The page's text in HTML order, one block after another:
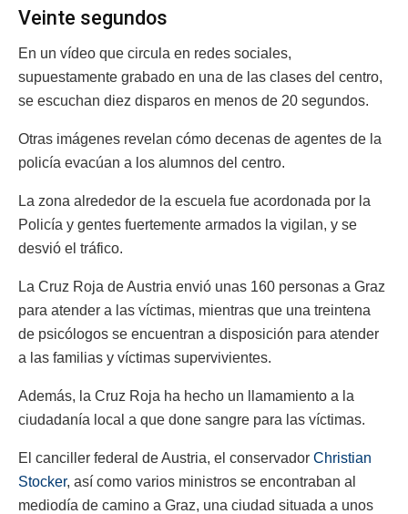
Veinte segundos
En un vídeo que circula en redes sociales,
supuestamente grabado en una de las clases del centro,
se escuchan diez disparos en menos de 20 segundos.
Otras imágenes revelan cómo decenas de agentes de la
policía evacúan a los alumnos del centro.
La zona alrededor de la escuela fue acordonada por la
Policía y gentes fuertemente armados la vigilan, y se
desvió el tráfico.
La Cruz Roja de Austria envió unas 160 personas a Graz
para atender a las víctimas, mientras que una treintena
de psicólogos se encuentran a disposición para atender
a las familias y víctimas supervivientes.
Además, la Cruz Roja ha hecho un llamamiento a la
ciudadanía local a que done sangre para las víctimas.
El canciller federal de Austria, el conservador Christian
Stocker, así como varios ministros se encontraban al
mediodía de camino a Graz, una ciudad situada a unos